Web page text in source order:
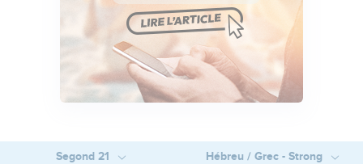
Segond 21 Hébreu / Grec - Strong